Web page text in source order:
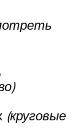
(круговые